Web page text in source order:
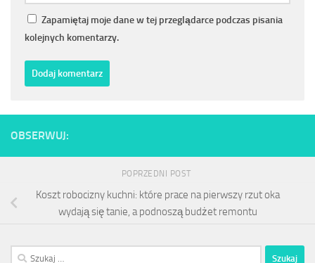
Zapamiętaj moje dane w tej przeglądarce podczas pisania
kolejnych komentarzy.
OBSERWUJ:
POPRZEDNI POST
Koszt robocizny kuchni: które prace na pierwszy rzut oka
wydają się tanie, a podnoszą budżet remontu
Szukaj: